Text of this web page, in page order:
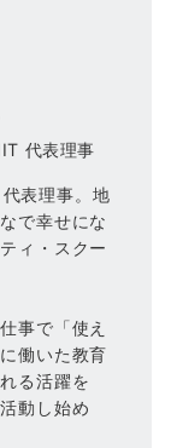
代表理事
表理事。地
で幸せにな
ィ・スクー
事で「使え
働いた教育
る活躍を
動し始め